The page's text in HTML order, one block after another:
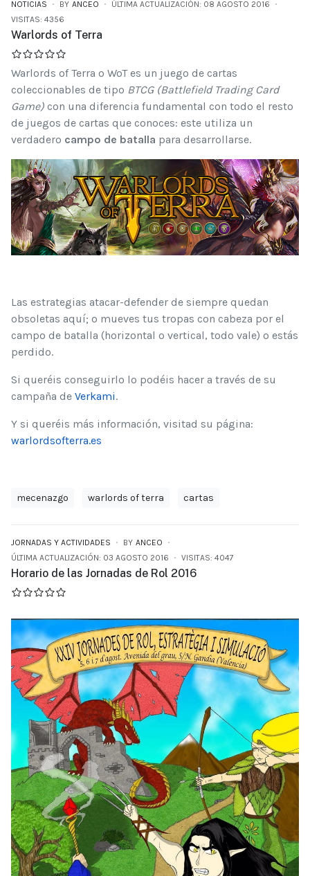
NOTICIAS BY ANCEO
ÚLTIMA ACTUALIZACIÓN: 08 AGOSTO 2016
VISITAS: 4356
Warlords of Terra
Warlords of Terra o WoT es un juego de cartas
coleccionables de tipo BTCG (Battlefield Trading Card
Game) con una diferencia fundamental con todo el resto
de juegos de cartas que conoces: este utiliza un
verdadero campo de batalla para desarrollarse.
Las estrategias atacar-defender de siempre quedan
obsoletas aquí; o mueves tus tropas con cabeza por el
campo de batalla (horizontal o vertical, todo vale) o estás
perdido.
Si queréis conseguirlo lo podéis hacer a través de su
campaña de Verkami.
Y si queréis más información, visitad su página:
warlordsofterra.es
mecenazgo warlords of terra cartas
JORNADAS Y ACTIVIDADES BY ANCEO
ÚLTIMA ACTUALIZACIÓN: 03 AGOSTO 2016
VISITAS: 4047
Horario de las Jornadas de Rol 2016